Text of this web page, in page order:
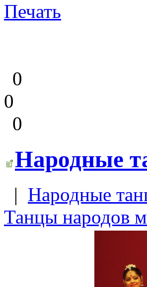
Печать
0
0
0
Народные
| Народные
Танцы народов